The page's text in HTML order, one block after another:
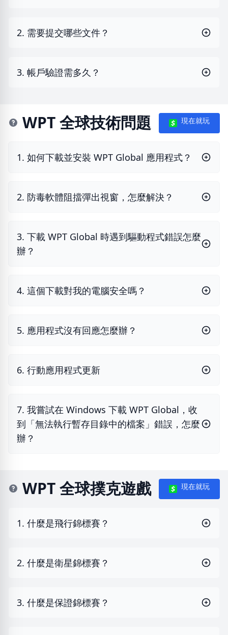
2. 需要提交哪些文件？
3. 帳戶驗證需多久？
WPT 全球技術問題 現在就玩
1. 如何下載並安裝 WPT Global 應用程式？
2. 防毒軟體阻擋彈出視窗，怎麼解決？
3. 下載 WPT Global 時遇到驅動程式錯誤怎麼
辦？
4. 這個下載對我的電腦安全嗎？
5. 應用程式沒有回應怎麼辦？
6. 行動應用程式更新
7. 我嘗試在 Windows 下載 WPT Global，收
到「無法執行暫存目錄中的檔案」錯誤，怎麼
辦？
WPT 全球撲克遊戲 現在就玩
1. 什麼是飛行錦標賽？
2. 什麼是衛星錦標賽？
3. 什麼是保證錦標賽？